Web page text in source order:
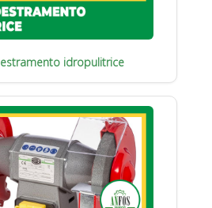
idropulitrice